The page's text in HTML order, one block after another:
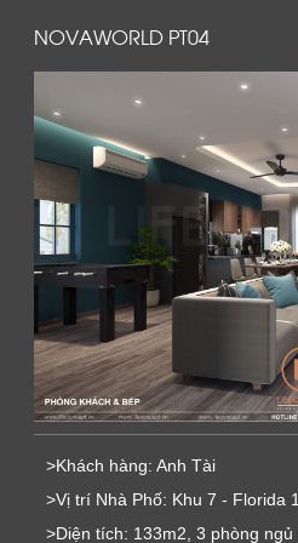
NOVAWORLD PT04
>Khách hàng: Anh Tài
>Vị trí Nhà Phố: Khu 7 - Florida
>Diện tích: 133m2, 3 phòng ngủ